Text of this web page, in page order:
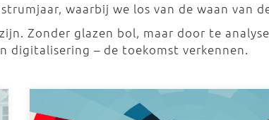
waarbij we los van de waan van
Zonder glazen bol, maar door te
digitalisering – de toekomst verkennen.